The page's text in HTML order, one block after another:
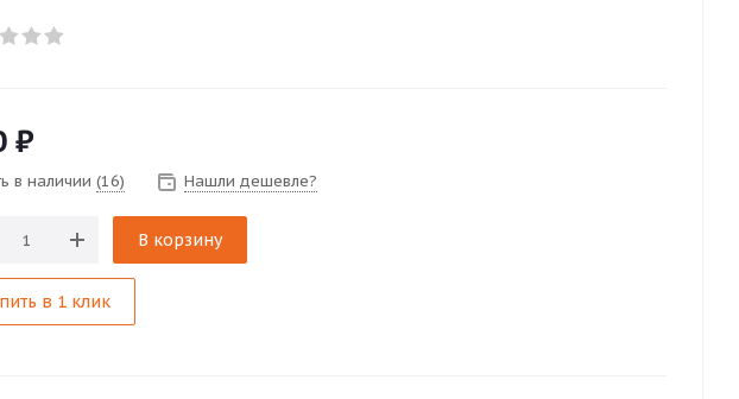
₽
в наличии (16) Нашли дешевле?
В корзину
в 1 клик